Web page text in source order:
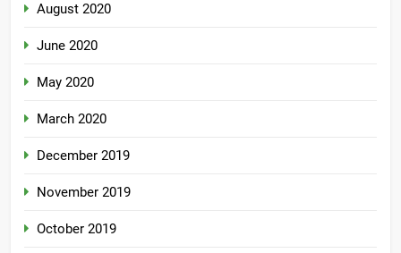
August 2020
June 2020
May 2020
March 2020
December 2019
November 2019
October 2019